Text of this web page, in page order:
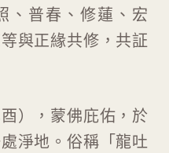
、普春、修蓮、宏
與正緣共修，共証
，蒙佛庇佑，於
淨地。俗稱「龍吐